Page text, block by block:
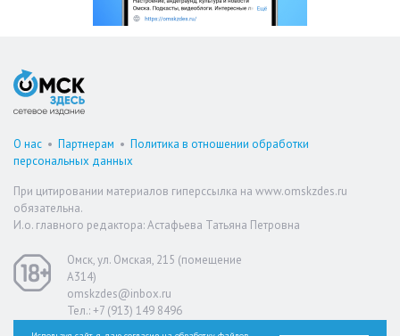
О нас • Партнерам • Политика в отношении обработки
персональных данных
При цитировании материалов гиперссылка на www.omskzdes.ru
обязательна.
И.о. главного редактора: Астафьева Татьяна Петровна
Омск, ул. Омская, 215 (помещение
А314)
omskzdes@inbox.ru
Тел.: +7 (913) 149 8496